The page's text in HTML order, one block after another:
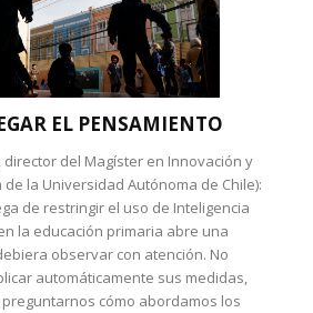
EL PENSAMIENTO
director del Magíster en Innovación y
la Universidad Autónoma de Chile):
de restringir el uso de Inteligencia
la educación primaria abre una
observar con atención. No
automáticamente sus medidas,
cómo abordamos los